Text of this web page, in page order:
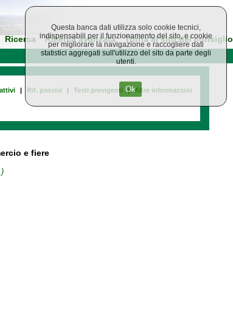
Ricerca Ricerca avanzata Torna al sito del consiglio
| Rif. passivi | Testi previgenti | Altre informazioni
e fiere
Questa banca dati utilizza solo cookie tecnici,
indispensabili per il funzionamento del sito, e cookie
per migliorare la navigazione e raccogliere dati
statistici aggregati sull'utilizzo del sito da parte degli
utenti.
Ok